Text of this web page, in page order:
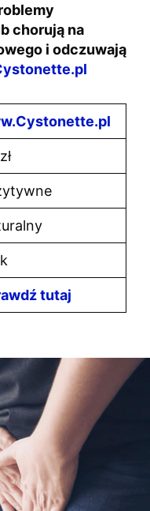
chorują na
i odczuwają
.pl
tutaj